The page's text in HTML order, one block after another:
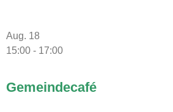
Aug. 18
15:00 - 17:00
Gemeindecafé